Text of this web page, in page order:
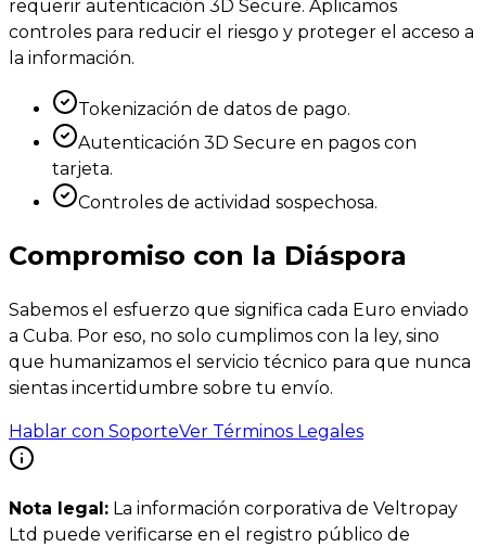
requerir autenticación 3D Secure. Aplicamos
controles para reducir el riesgo y proteger el acceso a
la información.
Tokenización de datos de pago.
Autenticación 3D Secure en pagos con
tarjeta.
Controles de actividad sospechosa.
Compromiso con la Diáspora
Sabemos el esfuerzo que significa cada Euro enviado
a Cuba. Por eso, no solo cumplimos con la ley, sino
que humanizamos el servicio técnico para que nunca
sientas incertidumbre sobre tu envío.
Hablar con SoporteVer Términos Legales
Nota legal: La información corporativa de Veltropay
Ltd puede verificarse en el registro público de